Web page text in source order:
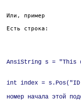
Или, пример
Есть строка:
AnsiString s = "This
int index =
номер начала этой